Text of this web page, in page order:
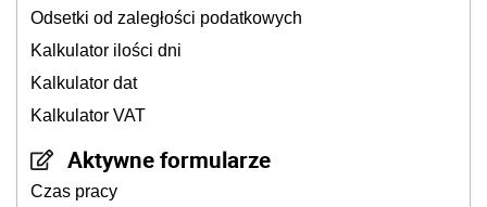
Odsetki od zaległości podatkowych
Kalkulator ilości dni
Kalkulator dat
Kalkulator VAT
Aktywne formularze
Czas pracy